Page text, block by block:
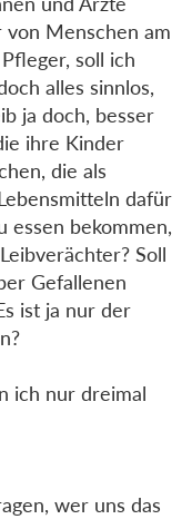
von Menschen am
soll ich
alles sinnlos,
ja doch, besser
ihre Kinder
die als
dafür
essen bekommen,
Soll
Gefallenen
ist ja nur der
ich nur dreimal
wer uns das